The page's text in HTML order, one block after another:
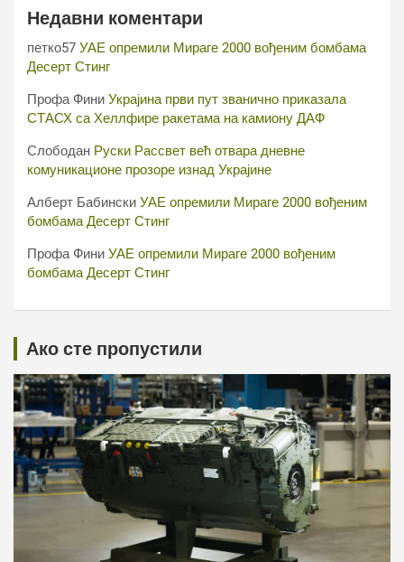
Недавни коментари
петко57 УАЕ опремили Мираге 2000 вођеним бомбама
Десерт Стинг
Профа Фини Украјина први пут званично приказала
СТАСХ са Хеллфире ракетама на камиону ДАФ
Слободан Руски Рассвет већ отвара дневне
комуникационе прозоре изнад Украјине
Алберт Бабински УАЕ опремили Мираге 2000 вођеним
бомбама Десерт Стинг
Профа Фини УАЕ опремили Мираге 2000 вођеним
бомбама Десерт Стинг
Ако сте пропустили